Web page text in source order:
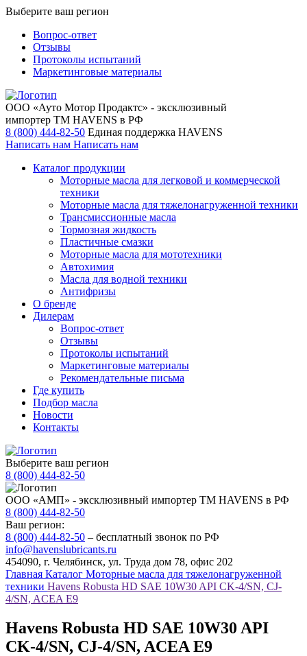
Выберите ваш регион
Вопрос-ответ
Отзывы
Протоколы испытаний
Маркетинговые материалы
ООО «Ауто Мотор Продактс» - эксклюзивный
импортер ТМ HAVENS в РФ
8 (800) 444-82-50 Единая поддержка HAVENS
Написать нам Написать нам
Каталог продукции
Моторные масла для легковой и коммерческой
техники
Моторные масла для тяжелонагруженной техники
Трансмиссионные масла
Тормозная жидкость
Пластичные смазки
Моторные масла для мототехники
Автохимия
Масла для водной техники
Антифризы
О бренде
Дилерам
Вопрос-ответ
Отзывы
Протоколы испытаний
Маркетинговые материалы
Рекомендательные письма
Где купить
Подбор масла
Новости
Контакты
Выберите ваш регион
8 (800) 444-82-50
ООО «АМП» - эксклюзивный импортер ТМ HAVENS в РФ
8 (800) 444-82-50
Ваш регион:
8 (800) 444-82-50 – бесплатный звонок по РФ
info@havenslubricants.ru
454090, г. Челябинск, ул. Труда дом 78, офис 202
Главная Каталог Моторные масла для тяжелонагруженной
техники Havens Robusta HD SAE 10W30 API CK-4/SN, CJ-
4/SN, ACEA E9
Havens Robusta HD SAE 10W30 API
CK-4/SN, CJ-4/SN, ACEA E9